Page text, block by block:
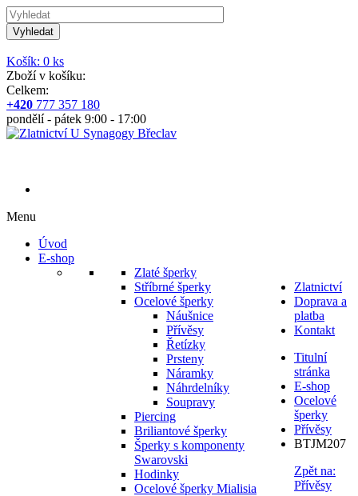
Vyhledat
Košík: 0 ks
Zboží v košíku:
Celkem:
+420 777 357 180
pondělí - pátek 9:00 - 17:00
Menu
Úvod
E-shop
Zlaté šperky
Stříbrné šperky
Ocelové šperky
Náušnice
Přívěsy
Řetízky
Prsteny
Náramky
Náhrdelníky
Soupravy
Piercing
Briliantové šperky
Šperky s komponenty
Swarovski
Hodinky
Ocelové šperky Mialisia
Zlatnictví
Doprava a
platba
Kontakt
Titulní
stránka
E-shop
Ocelové
šperky
Přívěsy
BTJM207
Zpět na:
Přívěsy